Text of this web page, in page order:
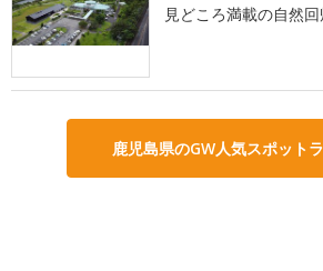
見どころ満載の自然
鹿児島県のGW人気スポット